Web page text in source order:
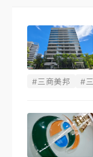
#三商美邦 #